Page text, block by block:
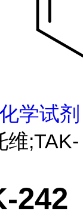
学试剂
维;TAK-
242